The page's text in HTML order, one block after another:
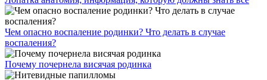
Чем опасно воспаление родинки? Что делать в случае
воспаления?
Почему почернела висячая родинка